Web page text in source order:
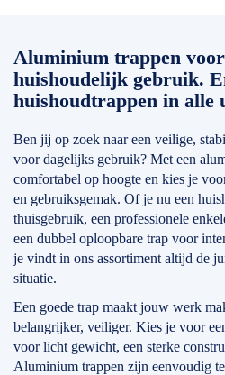
Aluminium trappen
huishoudelijk gebruik.
huishoudtrappen in alle
Ben jij op zoek naar een veilige,
voor dagelijks gebruik? Met een
comfortabel op hoogte en kies je
en gebruiksgemak. Of je nu een
thuisgebruik, een professionele
een dubbel oploopbare trap voor
je vindt in ons assortiment altijd de
situatie.
Een goede trap maakt jouw werk
belangrijker, veiliger. Kies je voor
voor licht gewicht, een sterke
Aluminium trappen zijn eenvoudig